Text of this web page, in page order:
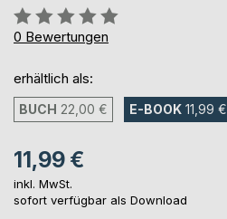
Bewertung::
0%
0 Bewertungen
erhältlich als:
BUCH 22,00 € E-BOOK 11,99 €
11,99 €
inkl. MwSt.
sofort verfügbar als Download